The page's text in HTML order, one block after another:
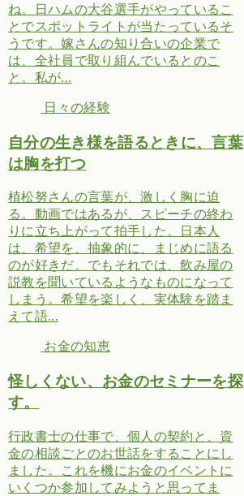
ね。日ハムの大谷選手がやっているこ
とでスポットライトが当たっているそ
うです。嫁さんの知り合いの企業で
は、全社員で取り組んでいるとのこ
と。私が...
日々の経験
自分の生き様を語るときに、言葉
は胸を打つ
植松努さんの言葉が、激しく胸に迫
る。動画ではあるが、スピーチの終わ
りに立ち上がって拍手した。日本人
は、希望を、抽象的に、まじめに語る
のが好きだ。でもそれでは、飲み屋の
説教を聞いているようなものになって
しまう。希望を楽しく、実体験を踏ま
えて語...
お金の知恵
怪しくない、お金のセミナーを探
す。
行政書士の仕事で、個人の契約と、資
金の相談ごとのお世話をすることにし
ました。これを機にお金のイベントに
いくつか参加してみようと思ってま